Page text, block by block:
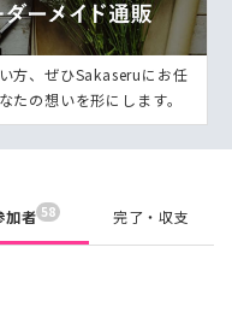
方、ぜひSakaseruにお任
たの想いを形にします。
加者 58 完了・収支